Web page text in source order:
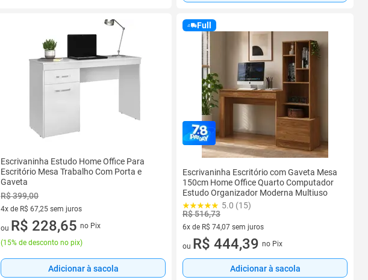
Escrivaninha Estudo Home Office Para
Escritório Mesa Trabalho Com Porta e
Gaveta
R$ 399,00
4x de R$ 67,25 sem juros
4 vez de R$ 67,25 sem juros
ou R$ 228,65 no Pix
(15% de desconto no pix)
Adicionar à sacola
Full
Escrivaninha Escritório com Gaveta Mesa
150cm Home Office Quarto Computador
Estudo Organizador Moderna Multiuso
5.0 (15)
R$ 516,73
6x de R$ 74,07 sem juros
6 vez de R$ 74,07 sem juros
ou R$ 444,39 no Pix
Adicionar à sacola